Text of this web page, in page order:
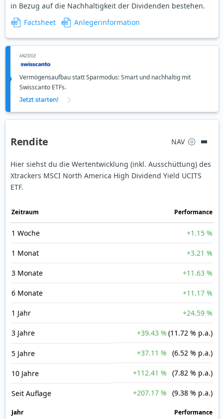
in Bezug auf die Nachhaltigkeit der Dividenden bestehen.
Factsheet
Anlegerinformation
ANZEIGE
Vermögensaufbau statt Sparmodus: Smart und nachhaltig mit
Swisscanto ETFs.
Jetzt starten!
Rendite NAV
Hier siehst du die Wertentwicklung (inkl. Ausschüttung) des
Xtrackers MSCI North America High Dividend Yield UCITS
ETF.
Zeit­raum Perfor­mance
1 Woche +1.15 %
1 Monat +3.21 %
3 Monate +11.63 %
6 Monate +11.17 %
1 Jahr +24.59 %
3 Jahre +39.43 % (11.72 % p.a.)
5 Jahre +37.11 % (6.52 % p.a.)
10 Jahre +112.41 % (7.82 % p.a.)
Seit Auflage +207.17 % (9.38 % p.a.)
Jahr Perfor­mance